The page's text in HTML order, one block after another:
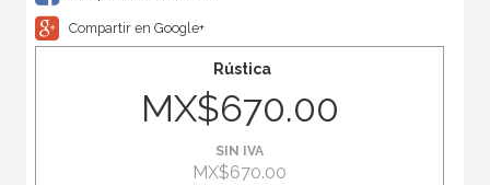
Compartir en Google+
Rústica
MX$670.00
SIN IVA
MX$670.00